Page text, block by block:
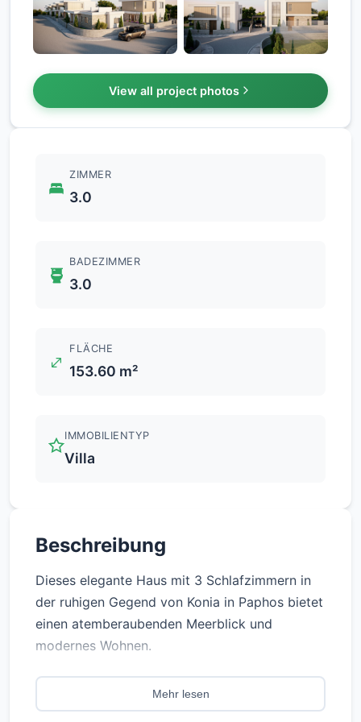
+11
View all project photos
ZIMMER
3.0
BADEZIMMER
3.0
FLÄCHE
153.60 m²
IMMOBILIENTYP
Villa
Beschreibung
Dieses elegante Haus mit 3 Schlafzimmern in
der ruhigen Gegend von Konia in Paphos bietet
einen atemberaubenden Meerblick und
modernes Wohnen.
Die Villa verfügt über eine durchgehende
Fußbodenheizung, eine VRF-Klimaanlage und
Mehr lesen